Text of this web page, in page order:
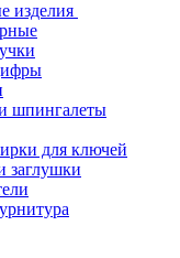
изделия
шпингалеты
для ключей
заглушки